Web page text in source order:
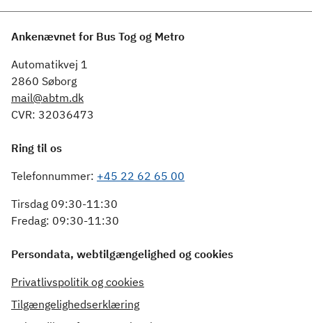
Ankenævnet for Bus Tog og Metro
Automatikvej 1
2860 Søborg
mail@abtm.dk
CVR: 32036473
Ring til os
Telefonnummer: +45 22 62 65 00
Tirsdag 09:30-11:30
Fredag: 09:30-11:30
Persondata, webtilgængelighed og cookies
Privatlivspolitik og cookies
Tilgængelighedserklæring